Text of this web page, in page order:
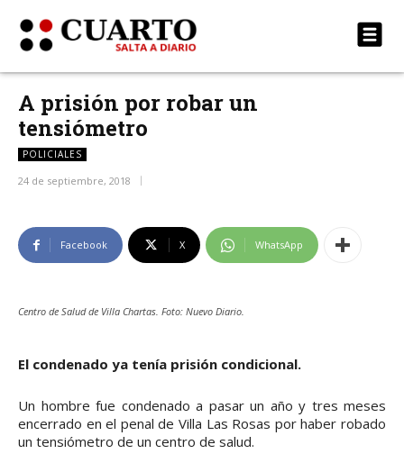
A prisión por robar un
tensiómetro
POLICIALES
24 de septiembre, 2018
Facebook X WhatsApp
Centro de Salud de Villa Chartas. Foto: Nuevo Diario.
El condenado ya tenía prisión condicional.
Un hombre fue condenado a pasar un año y tres meses
encerrado en el penal de Villa Las Rosas por haber robado
un tensiómetro de un centro de salud.